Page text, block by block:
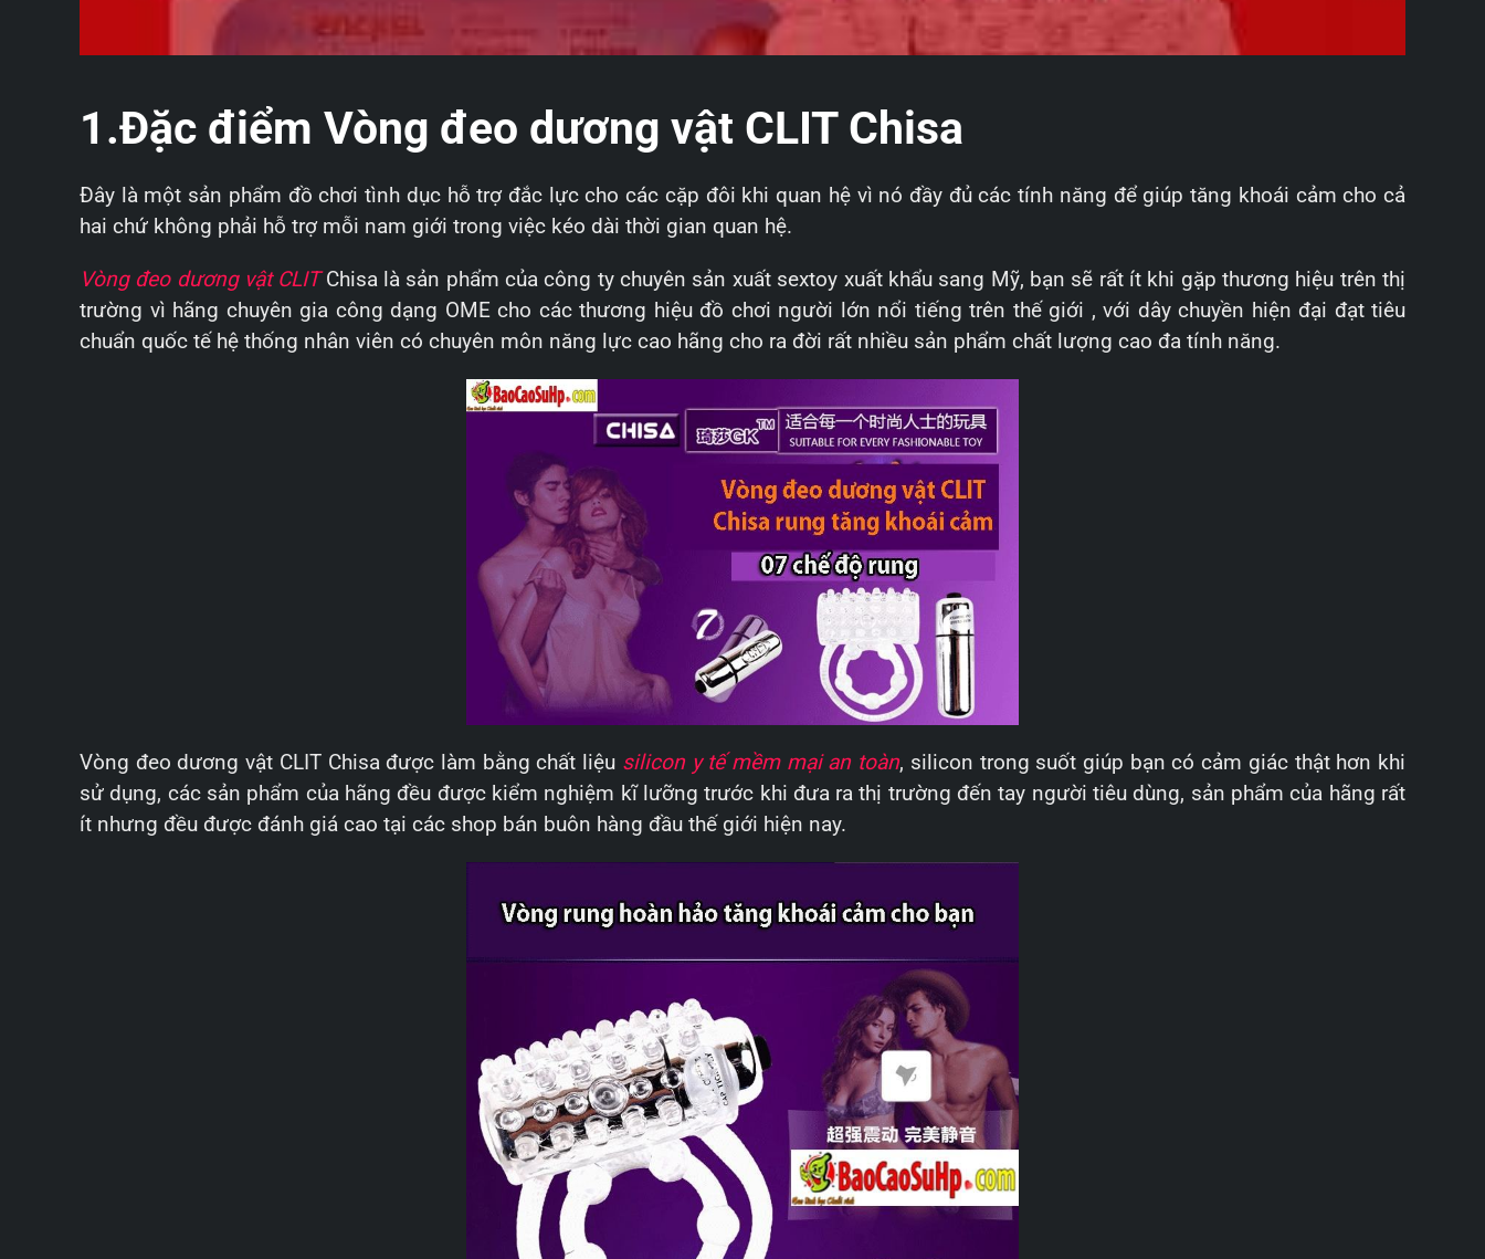
1.Đặc điểm Vòng đeo dương vật CLIT Chisa
Đây là một sản phẩm đồ chơi tình dục hỗ trợ đắc lực cho các cặp đôi khi quan hệ vì nó đầy đủ các tính năng để giúp tăng khoái cảm cho cả
hai chứ không phải hỗ trợ mỗi nam giới trong việc kéo dài thời gian quan hệ.
Vòng đeo dương vật CLITChisa là sản phẩm của công ty chuyên sản xuất sextoy xuất khẩu sang Mỹ, bạn sẽ rất ít khi gặp thương hiệu trên thị
trường vì hãng chuyên gia công dạng OME cho các thương hiệu đồ chơi người lớn nổi tiếng trên thế giới , với dây chuyền hiện đại đạt tiêu
chuẩn quốc tế hệ thống nhân viên có chuyên môn năng lực cao hãng cho ra đời rất nhiều sản phẩm chất lượng cao đa tính năng.
Vòng đeo dương vật CLIT Chisa được làm bằng chất liệu silicon y tế mềm mại an toàn, silicon trong suốt giúp bạn có cảm giác thật hơn khi
sử dụng, các sản phẩm của hãng đều được kiểm nghiệm kĩ lưỡng trước khi đưa ra thị trường đến tay người tiêu dùng, sản phẩm của hãng rất
ít nhưng đều được đánh giá cao tại các shop bán buôn hàng đầu thế giới hiện nay.